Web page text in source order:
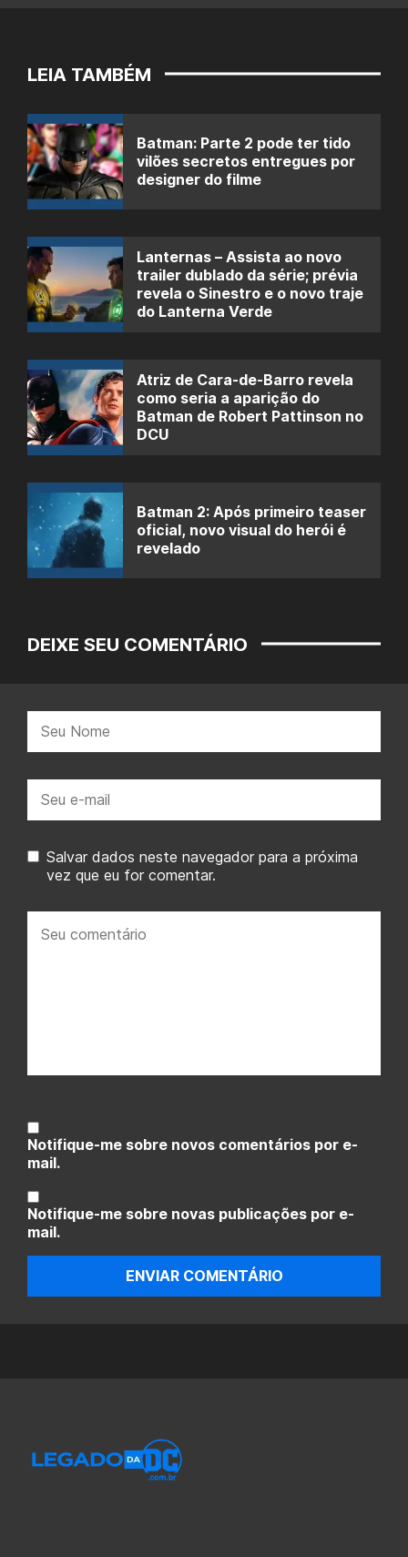
LEIA TAMBÉM
Batman: Parte 2 pode ter tido
vilões secretos entregues por
designer do filme
Lanternas – Assista ao novo
trailer dublado da série; prévia
revela o Sinestro e o novo traje
do Lanterna Verde
Atriz de Cara-de-Barro revela
como seria a aparição do
Batman de Robert Pattinson no
DCU
Batman 2: Após primeiro teaser
oficial, novo visual do herói é
revelado
DEIXE SEU COMENTÁRIO
mail:
Salvar dados neste navegador para a próxima
vez que eu for comentar.
comentário:
Notifique-me sobre novos comentários por e-
mail.
Notifique-me sobre novas publicações por e-
mail.
ENVIAR COMENTÁRIO